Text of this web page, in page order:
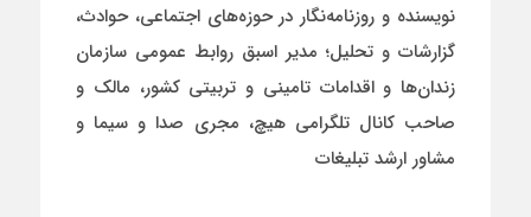
نویسنده و روزنامه‌نگار در حوزه‌های اجتماعی، حوادث،
گزارشات و تحلیل؛ مدیر اسبق روابط عمومی سازمان
زندان‌ها و اقدامات تامینی و تربیتی کشور، مالک و
صاحب کانال تلگرامی هیچ، مجری صدا و سیما و
مشاور ارشد تبلیغات